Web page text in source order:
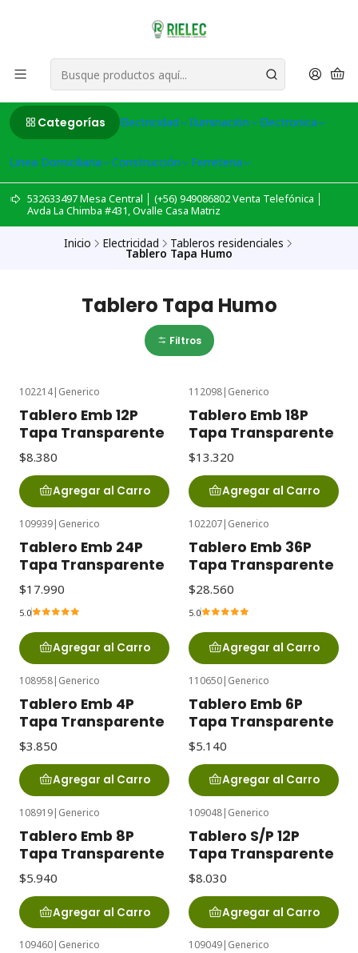
Categorías Electricidad Iluminación Electronica
Linea Domiciliaria Construcción Ferreteria
532633497 Mesa Central │ (+56) 949086802 Venta Telefónica │
Avda La Chimba #431, Ovalle Casa Matriz
Inicio Electricidad Tableros residenciales
Tablero Tapa Humo
Tablero Tapa Humo
Filtros
102214| Generico
Tablero Emb 12P
Tapa Transparente
$8.380
Agregar al Carro
112098| Generico
Tablero Emb 18P
Tapa Transparente
$13.320
Agregar al Carro
109939| Generico
Tablero Emb 24P
Tapa Transparente
$17.990
5.0
Agregar al Carro
102207| Generico
Tablero Emb 36P
Tapa Transparente
$28.560
5.0
Agregar al Carro
108958| Generico
Tablero Emb 4P
Tapa Transparente
$3.850
Agregar al Carro
110650| Generico
Tablero Emb 6P
Tapa Transparente
$5.140
Agregar al Carro
108919| Generico
Tablero Emb 8P
Tapa Transparente
$5.940
Agregar al Carro
109048| Generico
Tablero S/P 12P
Tapa Transparente
$8.030
Agregar al Carro
109460| Generico 109049| Generico